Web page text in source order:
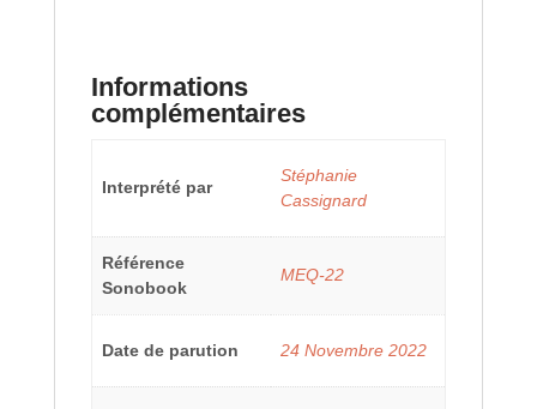
Informations
complémentaires
Interprété par
Stéphanie
Cassignard
Référence
Sonobook
MEQ-22
Date de parution 24 Novembre 2022